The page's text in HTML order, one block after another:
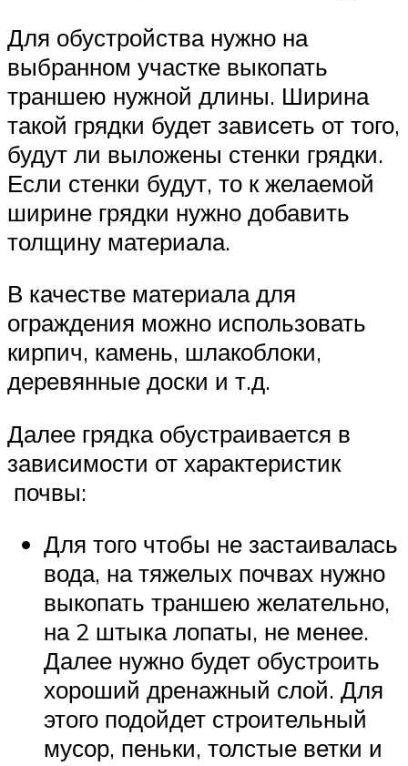
Для обустройства нужно на
выбранном участке выкопать
траншею нужной длины. Ширина
такой грядки будет зависеть от того,
будут ли выложены стенки грядки.
Если стенки будут, то к желаемой
ширине грядки нужно добавить
толщину материала.
В качестве материала для
ограждения можно использовать
кирпич, камень, шлакоблоки,
деревянные доски и т.д.
Далее грядка обустраивается в
зависимости от характеристик
почвы:
Для того чтобы не застаивалась
вода, на тяжелых почвах нужно
выкопать траншею желательно,
на 2 штыка лопаты, не менее.
Далее нужно будет обустроить
хороший дренажный слой. Для
этого подойдет строительный
мусор, пеньки, толстые ветки и